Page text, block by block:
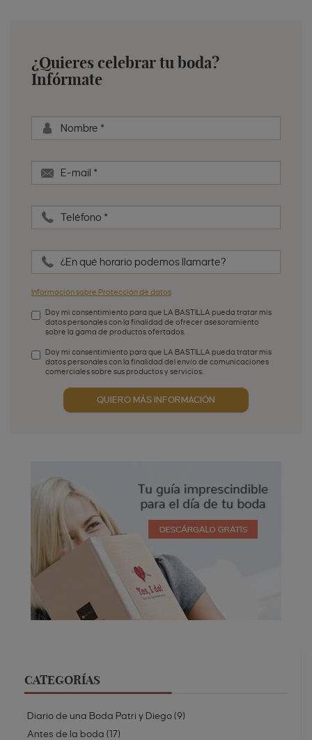
¿Quieres celebrar tu boda?
Infórmate
Nombre *
E-mail *
Teléfono *
¿En qué horario podemos llamarte?
Información sobre Protección de datos
Doy mi consentimiento para que LA BASTILLA pueda tratar mis
datos personales con la finalidad de ofrecer asesoramiento
sobre la gama de productos ofertados.
Aceptación de condiciones*
Doy mi consentimiento para que LA BASTILLA pueda tratar mis
datos personales con la finalidad del envío de comunicaciones
comerciales sobre sus productos y servicios.
Aceptación publicidad
QUIERO MÁS INFORMACIÓN
CATEGORÍAS
Diario de una Boda Patri y Diego(9)
Antes de la boda (17)